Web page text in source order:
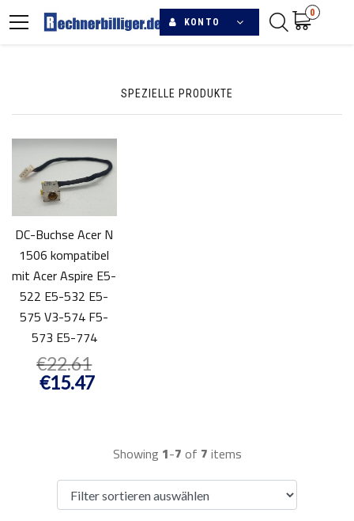
KONTO
0
SPEZIELLE PRODUKTE
DC-Buchse Acer N
1506 kompatibel
mit Acer Aspire E5-
522 E5-532 E5-
575 V3-574 F5-
573 E5-774
€22.61
€15.47
Showing 1-7of 7items